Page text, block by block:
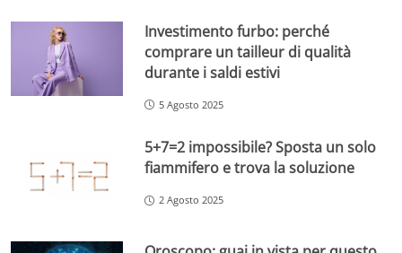
Investimento furbo: perché
comprare un tailleur di qualità
durante i saldi estivi
5 Agosto 2025
5+7=2 impossibile? Sposta un solo
fiammifero e trova la soluzione
2 Agosto 2025